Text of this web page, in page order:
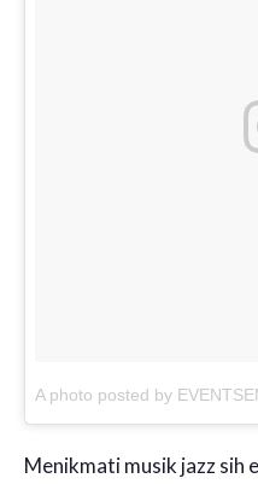
Menikmati musik jazz sih